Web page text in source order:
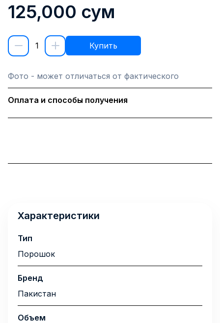
125,000 сум
1 Купить
Фото - может отличаться от фактического
Оплата и способы получения
Характеристики
Тип
Порошок
Бренд
Пакистан
Объем